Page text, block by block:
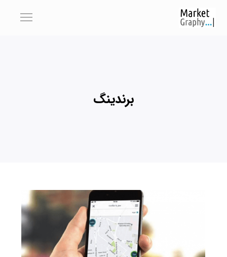
برندینگ